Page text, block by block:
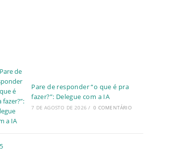
Pare de responder “o que é pra
fazer?”: Delegue com a IA
7 DE AGOSTO DE 2026 / 0 COMENTÁRIO